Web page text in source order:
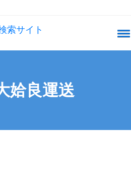
索サイト
姶良運送